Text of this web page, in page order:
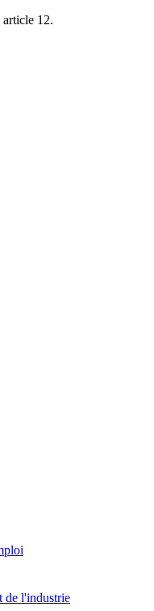
article 12.
de l'industrie